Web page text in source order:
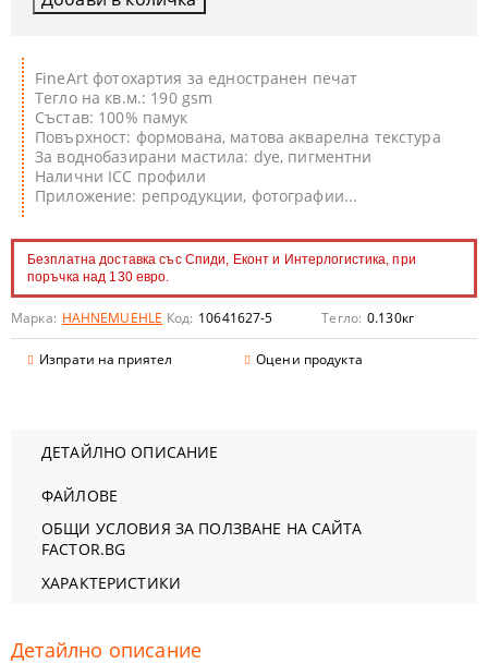
FineArt фотохартия за едностранен печат
Тегло на кв.м.: 190 gsm
Състав: 100% памук
Повърхност: формована, матова акварелна текстура
За воднобазирани мастила: dye, пигментни
Налични ICC профили
Приложение: репродукции, фотографии...
Безплатна доставка със Спиди, Еконт и Интерлогистика, при
поръчка над 130 евро.
Марка: HAHNEMUEHLE Код: 10641627-5 Тегло: 0.130кг
Изпрати на приятел Оцени продукта
ДЕТАЙЛНО ОПИСАНИЕ
ФАЙЛОВЕ
ОБЩИ УСЛОВИЯ ЗА ПОЛЗВАНЕ НА САЙТА
FACTOR.BG
ХАРАКТЕРИСТИКИ
Детайлно описание